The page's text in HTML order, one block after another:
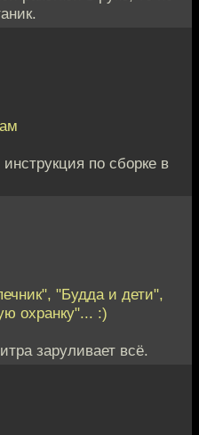
по сборке в
"Будда и дети",
охранку"... :)
заруливает всё.